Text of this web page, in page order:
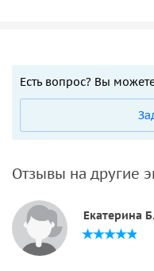
Есть вопрос? Вы
Отзывы на другие
Екатерина Б.